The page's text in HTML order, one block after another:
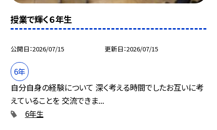
授業で輝く６年生
公開日 2026/07/15 更新日 2026/07/15
6年
自分自身の経験について 深く考える時間でしたお互いに考
えていることを 交流できま...
6年生